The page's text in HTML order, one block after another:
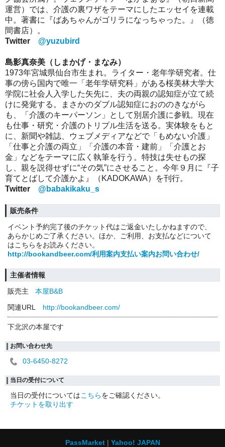
運営）では、介護の裏ワザをテーマにしたエッセイを連載
中。著書に『ばあちゃんがゴリラになっちゃった。』（徳
間書店）。
Twitter @yuzubird
島影真奈美（しまかげ・まなみ）
1973年宮城県仙台市生まれ。ライター・老年学研究者。仕
事の傍ら国内で唯一「老年学研究科」がある桜美林大学大
学院に社会人入学した矢先に、夫の両親の認知症が立て続
けに発覚する。まさかのダブル認知症におののきながら
も、「介護のキーパーソン」として別居介護に参戦。現在
も仕事・研究・介護のトリプル生活を送る。実体験をもと
に、新聞や雑誌、ウェブメディアなどで「もめない介護」
「仕事と介護の両立」「介護の本音・建前」「介護とお
金」などをテーマに広く執筆を行う。特技は失せもの探
し、親を説得せずに“その気”にさせること。今年９月に『子
育てとばして介護かよ』（KADOKAWA）を刊行。
Twitter @babakikaku_s
販売条件
イベント予約完了後のチケット代はご返金いたしかねますので、
あらかじめご了承ください。ほか、ご利用、お支払などについて
はこちらをお読みください。
http://bookandbeer.com/利用案内支払い案内お問い合わせ/
主催者情報
販売主
本屋B&B
関連URL
http://bookandbeer.com/
下北沢の本屋です
お問い合わせ先
03-6450-8272
当日の受付について
当日の受付についてはこちらをご確認ください。
チケットを取り出す
PassMarket Yahoo! JAPAN